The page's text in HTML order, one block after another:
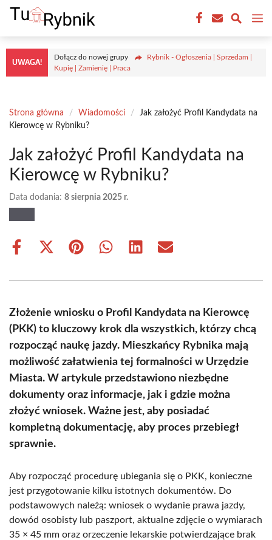
Przejdź
treści
UWAGA!
Dołącz do nowej grupy
Rybnik - Ogłoszenia | Sprzedam |
Kupię | Zamienię | Praca
Strona główna / Wiadomości /
Jak założyć Profil Kandydata na
Kierowcę w Rybniku?
Jak założyć Profil Kandydata na
Kierowcę w Rybniku?
Data dodania: 8 sierpnia 2025 r.
Share
Share
(Twitter)
Share Share Share Share
Złożenie wniosku o Profil Kandydata na Kierowcę
(PKK) to kluczowy krok dla wszystkich, którzy chcą
rozpocząć naukę jazdy. Mieszkańcy Rybnika mają
możliwość załatwienia tej formalności w Urzędzie
Miasta. W artykule przedstawiono niezbędne
dokumenty oraz informacje, jak i gdzie można
złożyć wniosek. Ważne jest, aby posiadać
kompletną dokumentację, aby proces przebiegł
sprawnie.
Aby rozpocząć procedurę ubiegania się o PKK, konieczne
jest przygotowanie kilku istotnych dokumentów. Do
podstawowych należą: wniosek o wydanie prawa jazdy,
dowód osobisty lub paszport, aktualne zdjęcie o wymiarach
35 × 45 mm oraz orzeczenie lekarskie potwierdzające brak